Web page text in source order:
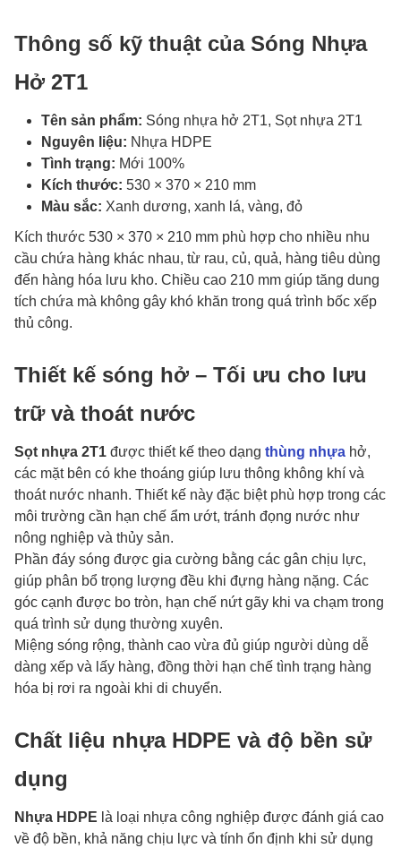
Thông số kỹ thuật của Sóng Nhựa
Hở 2T1
Tên sản phẩm: Sóng nhựa hở 2T1, Sọt nhựa 2T1
Nguyên liệu: Nhựa HDPE
Tình trạng: Mới 100%
Kích thước: 530 × 370 × 210 mm
Màu sắc: Xanh dương, xanh lá, vàng, đỏ
Kích thước 530 × 370 × 210 mm phù hợp cho nhiều nhu
cầu chứa hàng khác nhau, từ rau, củ, quả, hàng tiêu dùng
đến hàng hóa lưu kho. Chiều cao 210 mm giúp tăng dung
tích chứa mà không gây khó khăn trong quá trình bốc xếp
thủ công.
Thiết kế sóng hở – Tối ưu cho lưu
trữ và thoát nước
Sọt nhựa 2T1 được thiết kế theo dạng thùng nhựa hở,
các mặt bên có khe thoáng giúp lưu thông không khí và
thoát nước nhanh. Thiết kế này đặc biệt phù hợp trong các
môi trường cần hạn chế ẩm ướt, tránh đọng nước như
nông nghiệp và thủy sản.
Phần đáy sóng được gia cường bằng các gân chịu lực,
giúp phân bổ trọng lượng đều khi đựng hàng nặng. Các
góc cạnh được bo tròn, hạn chế nứt gãy khi va chạm trong
quá trình sử dụng thường xuyên.
Miệng sóng rộng, thành cao vừa đủ giúp người dùng dễ
dàng xếp và lấy hàng, đồng thời hạn chế tình trạng hàng
hóa bị rơi ra ngoài khi di chuyển.
Chất liệu nhựa HDPE và độ bền sử
dụng
Nhựa HDPE là loại nhựa công nghiệp được đánh giá cao
về độ bền, khả năng chịu lực và tính ổn định khi sử dụng